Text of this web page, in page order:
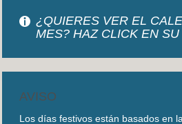
¿QUIERES VER EL
MES? HAZ CLICK EN SU
AVISO
Los días festivos están basados en